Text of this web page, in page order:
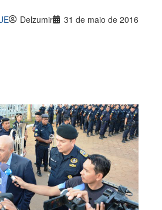
Delzumir 31 de maio de 2016